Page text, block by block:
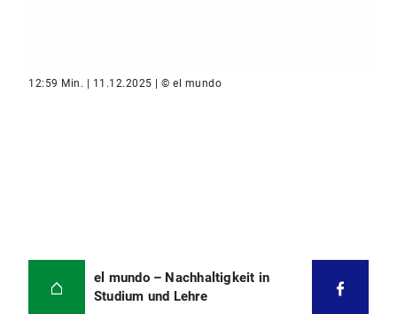
12:59 Min. | 11.12.2025 | © el mundo
el mundo – Nachhaltigkeit in
Studium und Lehre